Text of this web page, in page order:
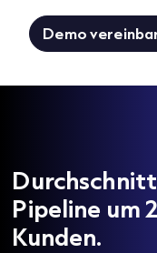
Demo
Pipeline um
Kunden.